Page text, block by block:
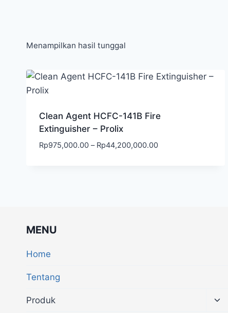
Menampilkan hasil tunggal
Clean Agent HCFC-141B Fire
Extinguisher – Prolix
Rp975,000.00 – Rp44,200,000.00
MENU
Home
Tentang
Produk